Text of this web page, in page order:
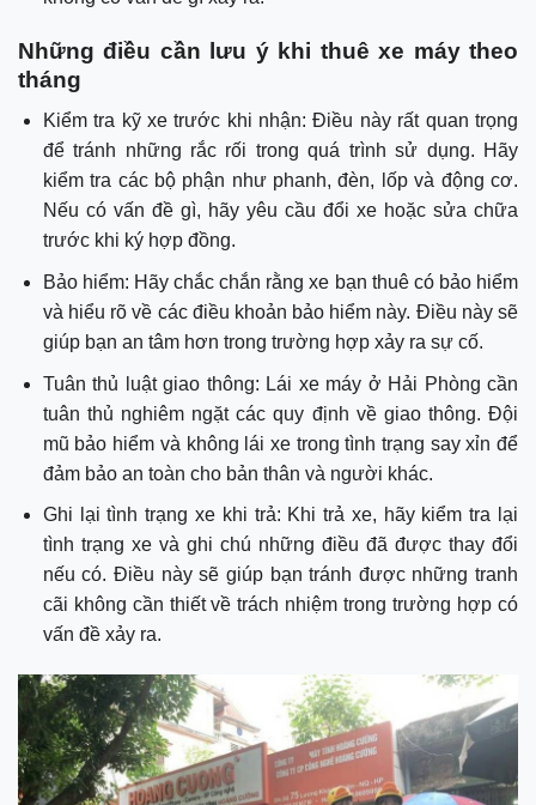
Những điều cần lưu ý khi thuê xe máy theo
tháng
Kiểm tra kỹ xe trước khi nhận: Điều này rất quan trọng
để tránh những rắc rối trong quá trình sử dụng. Hãy
kiểm tra các bộ phận như phanh, đèn, lốp và động cơ.
Nếu có vấn đề gì, hãy yêu cầu đổi xe hoặc sửa chữa
trước khi ký hợp đồng.
Bảo hiểm: Hãy chắc chắn rằng xe bạn thuê có bảo hiểm
và hiểu rõ về các điều khoản bảo hiểm này. Điều này sẽ
giúp bạn an tâm hơn trong trường hợp xảy ra sự cố.
Tuân thủ luật giao thông: Lái xe máy ở Hải Phòng cần
tuân thủ nghiêm ngặt các quy định về giao thông. Đội
mũ bảo hiểm và không lái xe trong tình trạng say xỉn để
đảm bảo an toàn cho bản thân và người khác.
Ghi lại tình trạng xe khi trả: Khi trả xe, hãy kiểm tra lại
tình trạng xe và ghi chú những điều đã được thay đổi
nếu có. Điều này sẽ giúp bạn tránh được những tranh
cãi không cần thiết về trách nhiệm trong trường hợp có
vấn đề xảy ra.